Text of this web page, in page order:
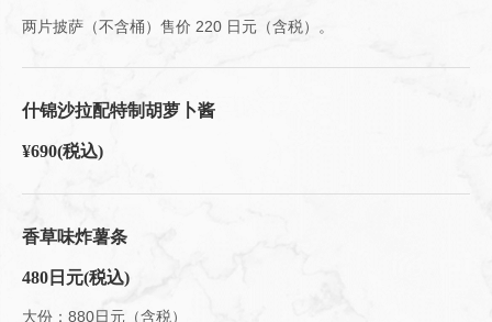
两片披萨（不含桶）售价 220 日元（含税）。
什锦沙拉配特制胡萝卜酱
¥690(税込)
香草味炸薯条
480日元(税込)
大份：880日元（含税）